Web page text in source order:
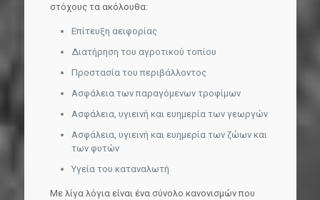
στόχους τα ακόλουθα:
Επίτευξη αειφορίας
Διατήρηση του αγροτικού τοπίου
Προστασία του περιβάλλοντος
Ασφάλεια των παραγόμενων τροφίμων
Ασφάλεια, υγιεινή και ευημερία των γεωργών
Ασφάλεια, υγιεινή και ευημερία των ζώων και
των φυτών
Υγεία του καταναλωτή
Με λίγα λόγια είναι ένα σύνολο κανονισμών που